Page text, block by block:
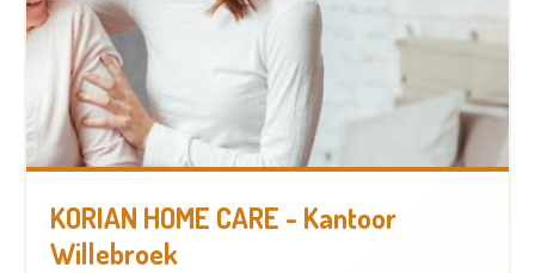
KORIAN HOME CARE - Kantoor
Willebroek